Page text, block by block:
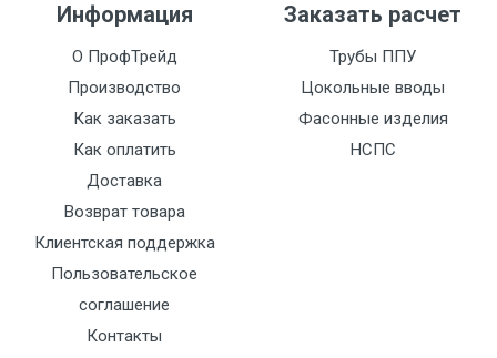
Информация
О ПрофТрейд
Производство
Как заказать
Как оплатить
Доставка
Возврат товара
Клиентская поддержка
Пользовательское
соглашение
Контакты
Заказать расчет
Трубы ППУ
Цокольные вводы
Фасонные изделия
НСПС